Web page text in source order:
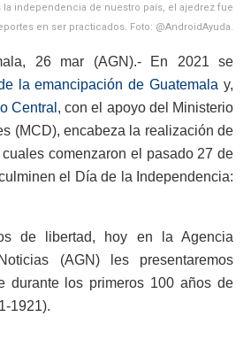
la independencia de nuestro país, el ajedrez fue
en ser practicados. Foto: @AndroidAyuda.
26 mar (AGN).- En 2021 se
la emancipación de Guatemala y,
Central, con el apoyo del Ministerio
(MCD), encabeza la realización de
comenzaron el pasado 27 de
el Día de la Independencia:
de libertad, hoy en la Agencia
(AGN) les presentaremos
durante los primeros 100 años de
1921).